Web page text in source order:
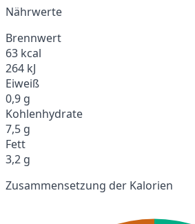
Nährwerte
Brennwert
63 kcal
264 kJ
Eiweiß
0,9 g
Kohlenhydrate
7,5 g
Fett
3,2 g
Zusammensetzung der Kalorien